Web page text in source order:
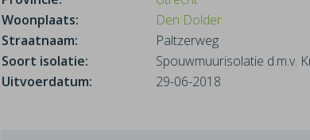
Woonplaats:
Den Dolder
Straatnaam:
Paltzerweg
Soort isolatie:
Spouwmuurisolatie d.m.v.
Uitvoerdatum:
29-06-2018